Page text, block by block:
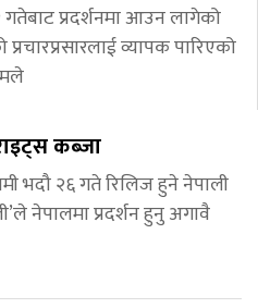
प्रदर्शनमा आउन लागेको
प्रचारप्रसारलाई व्यापक पारिएको
कब्जा
भदौ २६ गते रिलिज हुने नेपाली
नेपालमा प्रदर्शन हुनु अगावै